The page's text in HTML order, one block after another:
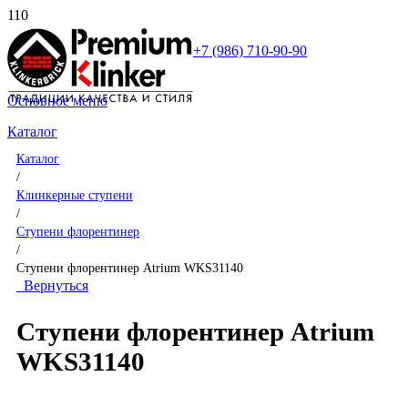
+7 (986) 710-90-90
Основное меню
Каталог
Каталог
/
Клинкерные ступени
/
Ступени флорентинер
/
Ступени флорентинер Atrium WKS31140
Вернуться
Ступени флорентинер Atrium
WKS31140